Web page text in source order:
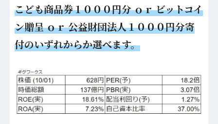
こども商品券１０００円分 ｏｒ ビットコイ
ン贈呈 ｏｒ 公益財団法人１０００円分寄
付のいずれからか選べます。